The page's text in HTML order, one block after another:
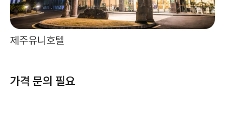
제주유니호텔
가격 문의 필요